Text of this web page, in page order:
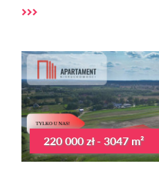
220 000 zł - 3047 m²